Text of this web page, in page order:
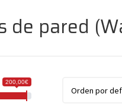
de pared
200,00€